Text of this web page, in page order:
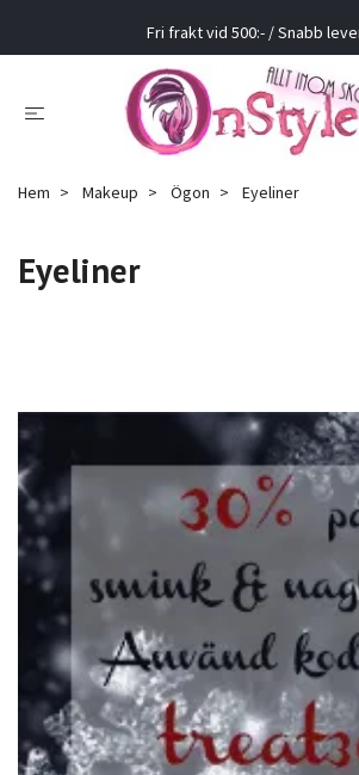
Fri frakt vid 500:- / Snabb
Hem Makeup Ögon Eyeliner
Eyeliner